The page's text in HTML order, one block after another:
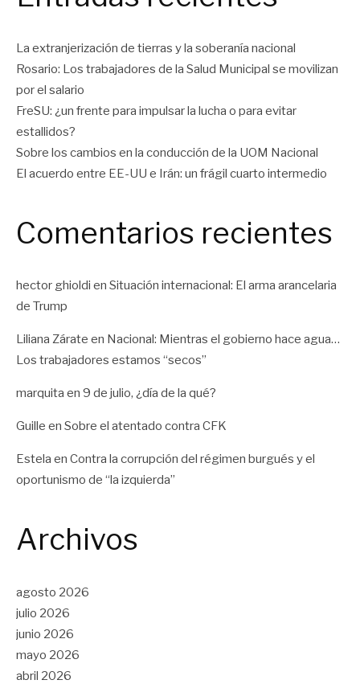
La extranjerización de tierras y la soberanía nacional
Rosario: Los trabajadores de la Salud Municipal se movilizan
por el salario
FreSU: ¿un frente para impulsar la lucha o para evitar
estallidos?
Sobre los cambios en la conducción de la UOM Nacional
El acuerdo entre EE-UU e Irán: un frágil cuarto intermedio
Comentarios recientes
hector ghioldi en Situación internacional: El arma arancelaria
de Trump
Liliana Zárate en Nacional: Mientras el gobierno hace agua…
Los trabajadores estamos “secos”
marquita en 9 de julio, ¿día de la qué?
Guille en Sobre el atentado contra CFK
Estela en Contra la corrupción del régimen burgués y el
oportunismo de “la izquierda”
Archivos
agosto 2026
julio 2026
junio 2026
mayo 2026
abril 2026